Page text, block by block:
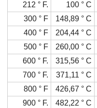
212 ° F.
100 ° C
300 ° F
148,89 ° C
400 ° F
204,44 ° C
500 ° F
260,00 ° C
600 ° F.
315,56 ° C
700 ° F.
371,11 ° C
800 ° F
426,67 ° C
900 ° F.
482,22 ° C